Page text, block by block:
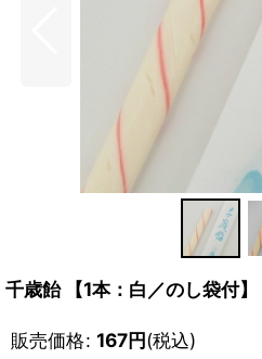
千歳飴 【1本：白／のし袋付】
販売価格: 167円(税込)